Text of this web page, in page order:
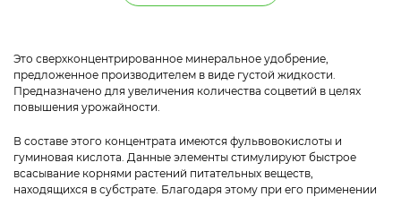
Это сверхконцентрированное минеральное удобрение,
предложенное производителем в виде густой жидкости.
Предназначено для увеличения количества соцветий в целях
повышения урожайности.
В составе этого концентрата имеются фульвовокислоты и
гуминовая кислота. Данные элементы стимулируют быстрое
всасывание корнями растений питательных веществ,
находящихся в субстрате. Благодаря этому при его применении